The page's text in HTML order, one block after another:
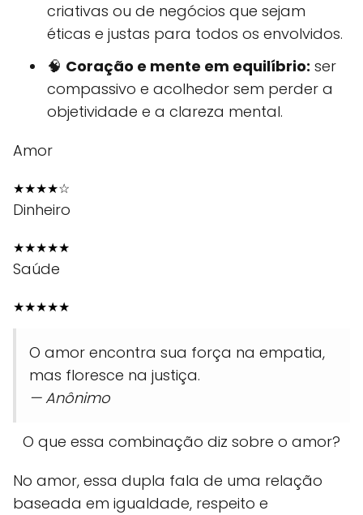
criativas ou de negócios que sejam
éticas e justas para todos os envolvidos.
🧠 Coração e mente em equilíbrio: ser
compassivo e acolhedor sem perder a
objetividade e a clareza mental.
Amor
★★★★☆
Dinheiro
★★★★★
Saúde
★★★★★
O amor encontra sua força na empatia,
mas floresce na justiça.
— Anônimo
O que essa combinação diz sobre o amor?
No amor, essa dupla fala de uma relação
baseada em igualdade, respeito e